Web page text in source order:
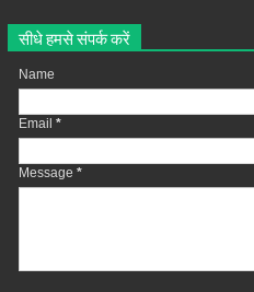
सीधे हमसे संपर्क करें
Name
Email *
Message *